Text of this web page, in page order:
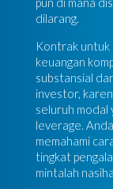
dilarang.
Kontrak untuk
keuangan
substansial
investor,
seluruh modal
leverage.
memahami
tingkat
mintalah